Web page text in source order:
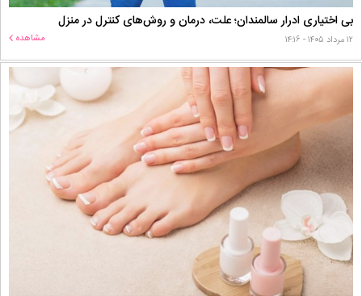
بی اختیاری ادرار سالمندان؛ علت، درمان و روش‌های کنترل در منزل
۱۲ مرداد ۱۴۰۵ - ۱۴:۱۶ مشاهده